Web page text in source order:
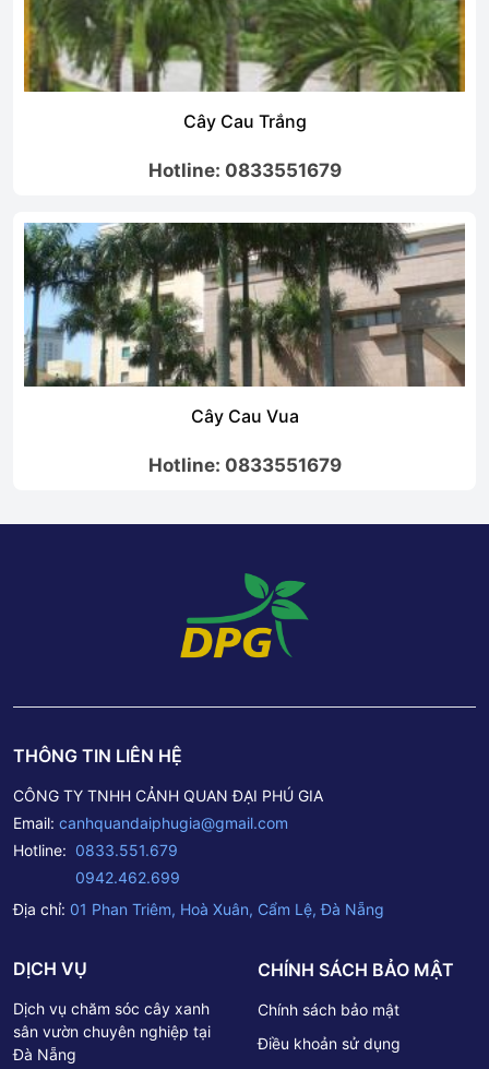
Cây Cau Trắng
Hotline: 0833551679
Cây Cau Vua
Hotline: 0833551679
THÔNG TIN LIÊN HỆ
CÔNG TY TNHH CẢNH QUAN ĐẠI PHÚ GIA
Email: canhquandaiphugia@gmail.com
Hotline: 0833.551.679
0942.462.699
Địa chỉ: 01 Phan Triêm, Hoà Xuân, Cẩm Lệ, Đà Nẵng
DỊCH VỤ
Dịch vụ chăm sóc cây xanh
sân vườn chuyên nghiệp tại
Đà Nẵng
CHÍNH SÁCH BẢO MẬT
Chính sách bảo mật
Điều khoản sử dụng